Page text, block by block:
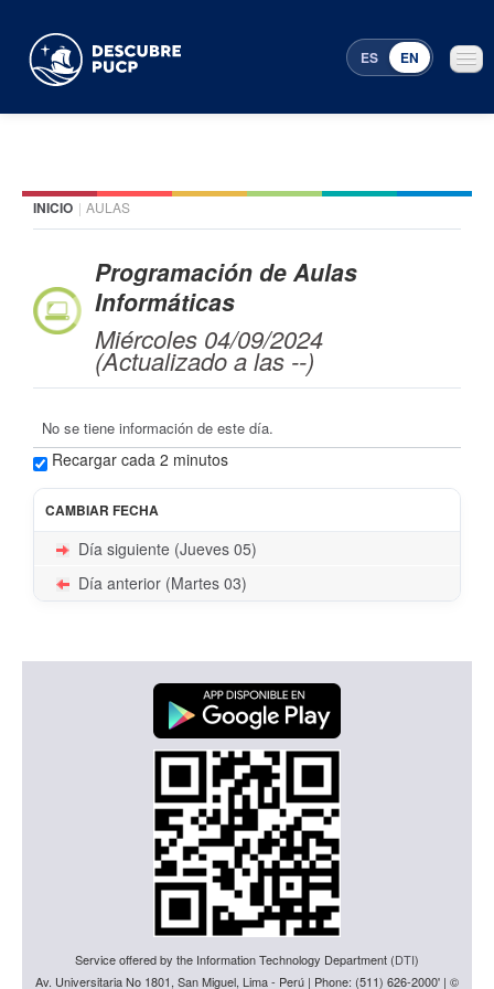
ES EN
Places
Featured events
Menu Programming
INICIO | AULAS
Programación de Aulas
Informáticas
Miércoles 04/09/2024
(Actualizado a las --)
No se tiene información de este día.
Recargar cada 2 minutos
CAMBIAR FECHA
Día siguiente (Jueves 05)
Día anterior (Martes 03)
Service offered by the Information Technology Department (DTI)
Av. Universitaria No 1801, San Miguel, Lima - Perú | Phone: (511) 626-2000' | ©